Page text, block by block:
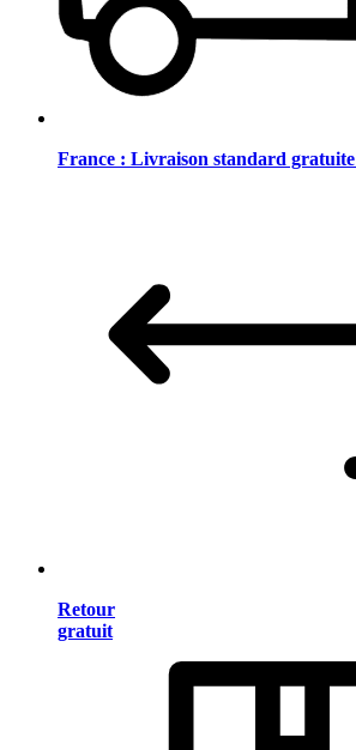
France : Livraison standard gratuite
Retour
gratuit